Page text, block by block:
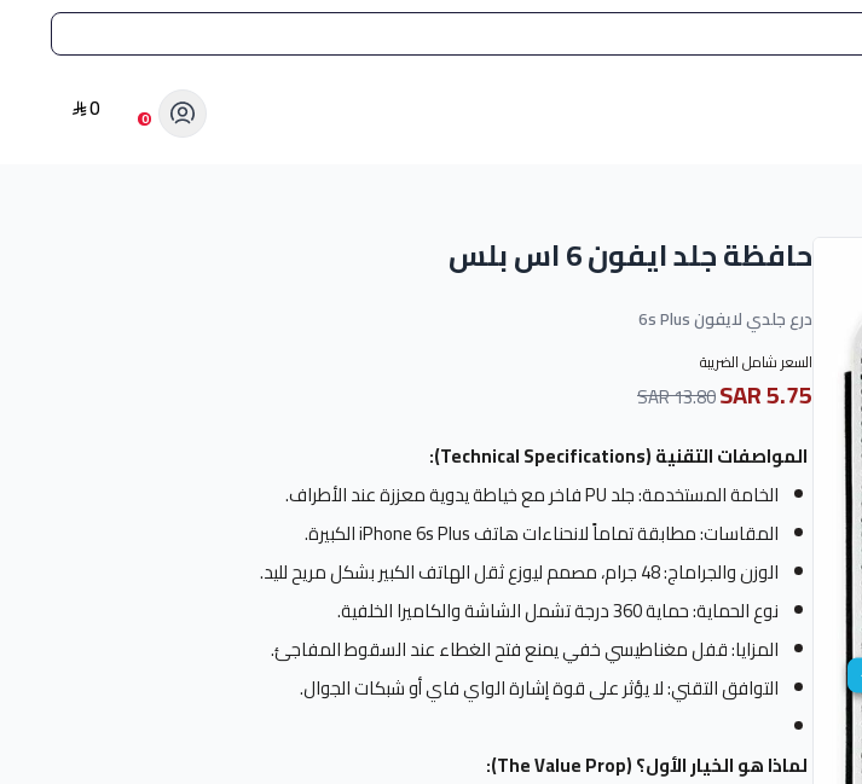
0
0
حافظة جلد ايفون 6 اس بلس
درع جلدي لايفون 6s Plus
السعر شامل الضريبة
5.75 SAR
13.80 SAR
المواصفات التقنية (Technical Specifications):
الخامة المستخدمة: جلد PU فاخر مع خياطة يدوية معززة عند الأطراف.
المقاسات: مطابقة تماماً لانحناءات هاتف iPhone 6s Plus الكبيرة.
الوزن والجراماج: 48 جرام، مصمم ليوزع ثقل الهاتف الكبير بشكل مريح لليد.
نوع الحماية: حماية 360 درجة تشمل الشاشة والكاميرا الخلفية.
المزايا: قفل مغناطيسي خفي يمنع فتح الغطاء عند السقوط المفاجئ.
التوافق التقني: لا يؤثر على قوة إشارة الواي فاي أو شبكات الجوال.
لماذا هو الخيار الأول؟ (The Value Prop):